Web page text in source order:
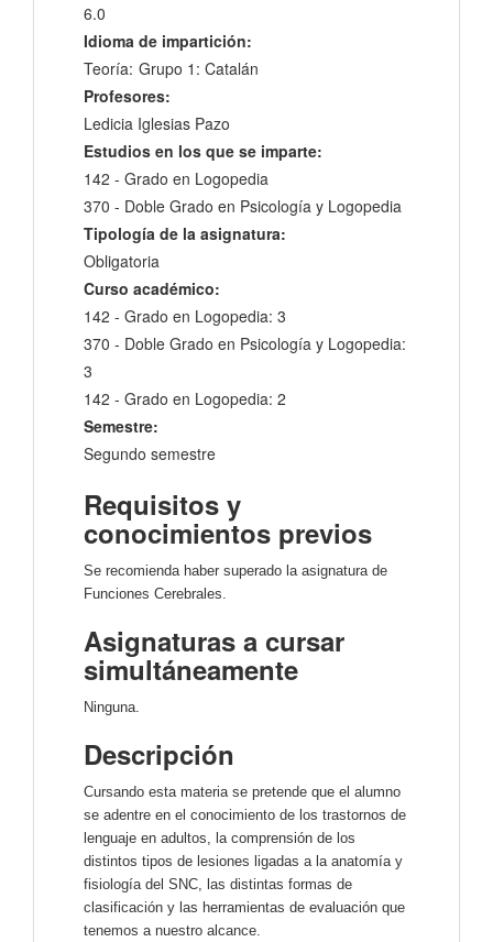
6.0
Idioma de impartición:
Teoría: Grupo 1: Catalán
Profesores:
Ledicia Iglesias Pazo
Estudios en los que se imparte:
142 - Grado en Logopedia
370 - Doble Grado en Psicología y Logopedia
Tipología de la asignatura:
Obligatoria
Curso académico:
142 - Grado en Logopedia: 3
370 - Doble Grado en Psicología y Logopedia:
3
142 - Grado en Logopedia: 2
Semestre:
Segundo semestre
Requisitos y
conocimientos previos
Se recomienda haber superado la asignatura de
Funciones Cerebrales.
Asignaturas a cursar
simultáneamente
Ninguna.
Descripción
Cursando esta materia se pretende que el alumno
se adentre en el conocimiento de los trastornos de
lenguaje en adultos, la comprensión de los
distintos tipos de lesiones ligadas a la anatomía y
fisiología del SNC, las distintas formas de
clasificación y las herramientas de evaluación que
tenemos a nuestro alcance.